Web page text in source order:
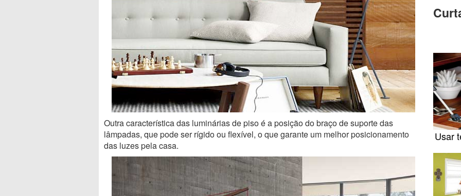
Outra característica das luminárias de piso é a posição do braço de suporte das
lâmpadas, que pode ser rígido ou flexível, o que garante um melhor posicionamento
das luzes pela casa.
Usar